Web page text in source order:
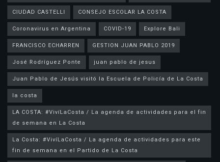
CIUDAD CASTELLI
CONSEJO ESCOLAR LA COSTA
Coronavirus en Argentina
COVID-19
Explore Bali
FRANCISCO ECHARREN
GESTION JUAN PABLO 2019
José Rodríguez Ponte
juan pablo de jesus
la costa
LA COSTA: #VivíLaCosta / La agenda de actividades para el fin
de semana en La Costa
La Costa: #VivíLaCosta / La agenda de actividades para este
fin de semana en el Partido de La Costa